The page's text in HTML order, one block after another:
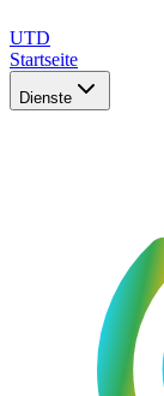
UTD
Startseite
Dienste